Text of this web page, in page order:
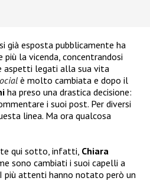
già esposta pubblicamente ha
la vicenda, concentrandosi
legati alla sua vita
è molto cambiata e dopo il
ha preso una drastica decisione:
i suoi post. Per diversi
linea. Ma ora qualcosa
qui sotto, infatti, Chiara
sono cambiati i suoi capelli a
più attenti hanno notato però un